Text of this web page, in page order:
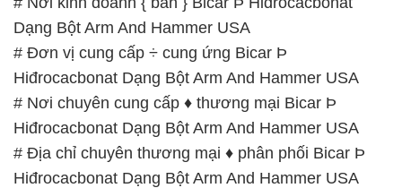
Dạng Bột Arm And Hammer USA
# Đơn vị cung cấp ÷ cung ứng Bicar Þ
Hiđrocacbonat Dạng Bột Arm And Hammer USA
# Nơi chuyên cung cấp ♦ thương mại Bicar Þ
Hiđrocacbonat Dạng Bột Arm And Hammer USA
# Địa chỉ chuyên thương mại ♦ phân phối Bicar Þ
Hiđrocacbonat Dạng Bột Arm And Hammer USA